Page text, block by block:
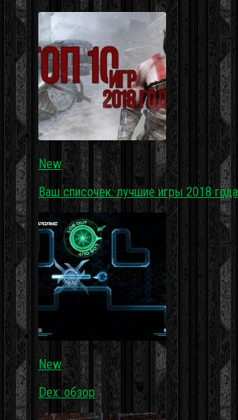
New
Ваш списочек: лучшие игры 2018 года
New
Dex: обзор